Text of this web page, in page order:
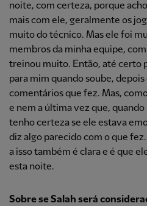
noite, com certeza, porque
mais com ele, geralmente os
muito do técnico. Mas ele foi
membros da minha equipe,
treinou muito. Então, até certo
para mim quando soube,
comentários que fez. Mas,
e nem a última vez que,
tenho certeza se ele estava
diz algo parecido com o que
a isso também é clara e é que
esta noite.
Sobre se Salah será